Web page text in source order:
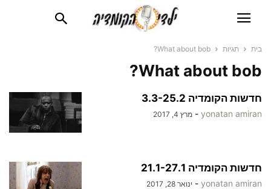
בית תגיות What about bob?
What about bob?
חדשות הקומדיה 3.3-25.2
yonatan amiran
- מרץ 4, 2017
חדשות הקומדיה 21.1-27.1
yonatan amiran
- ינואר 28, 2017